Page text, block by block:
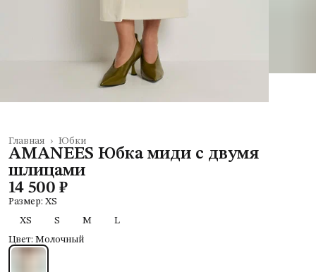
Юбки
Главная ›
AMANEES Юбка миди с двумя
шлицами
14 500 ₽
Размер: XS
XS
S M
L
Цвет: Молочный